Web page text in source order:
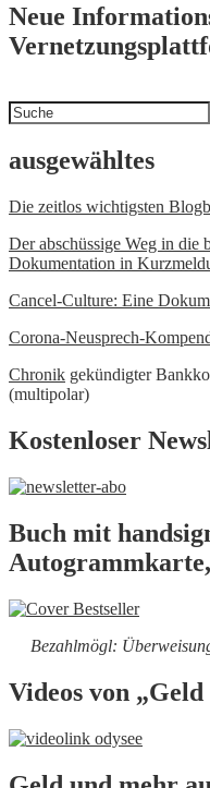
Neue
Suchen
nach
ausgewähltes
Die zeitlos wichtigsten
Der abschüssige Weg in die
Dokumentation in
Cancel-Culture: Eine
Corona-Neusprech-
Chronik gekündigter
(multipolar)
Kostenloser
Buch mit
Bezahlmögl:
Videos von